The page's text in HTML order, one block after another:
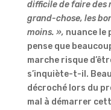
difficile de faire des
grand-chose, les
moins. », nuance
pense que
marche risque
s’inquiète-t-il.
décroché lors du
mal à démarrer